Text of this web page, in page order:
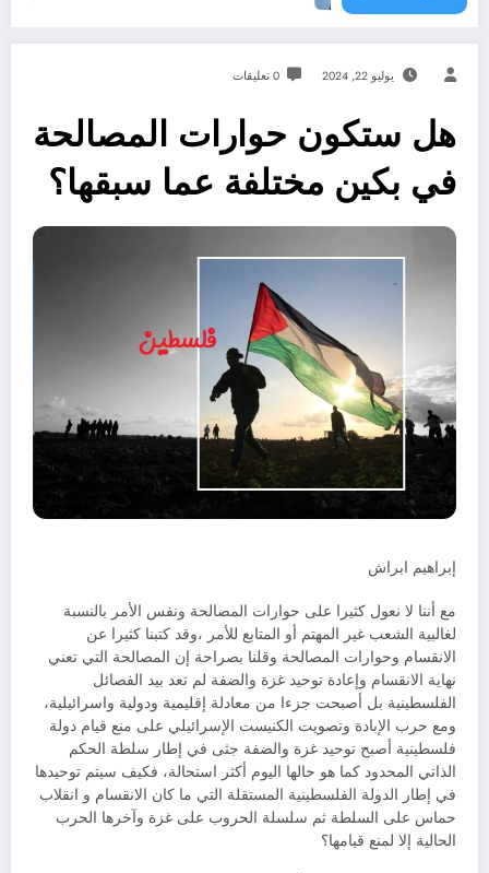
يوليو 22, 2024 0 تعليقات
هل ستكون حوارات المصالحة
في بكين مختلفة عما سبقها؟
إبراهيم ابراش
مع أننا لا نعول كثيرا على حوارات المصالحة ونفس الأمر بالنسبة
لغالبية الشعب غير المهتم أو المتابع للأمر ،وقد كتبنا كثيرا عن
الانقسام وحوارات المصالحة وقلنا بصراحة إن المصالحة التي تعني
نهاية الانقسام وإعادة توحيد غزة والضفة لم تعد بيد الفصائل
الفلسطينية بل أصبحت جزءا من معادلة إقليمية ودولية واسرائيلية،
ومع حرب الإبادة وتصويت الكنيست الإسرائيلي على منع قيام دولة
فلسطينية أصبح توحيد غزة والضفة جثى في إطار سلطة الحكم
الذاتي المحدود كما هو حالها اليوم أكثر استحالة، فكيف سيتم توحيدها
في إطار الدولة الفلسطينية المستقلة التي ما كان الانقسام و انقلاب
حماس على السلطة ثم سلسلة الحروب على غزة وآخرها الحرب
الحالية إلا لمنع قيامها؟